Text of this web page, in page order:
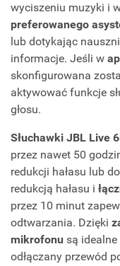
wyciszeniu muzyki i
preferowanego
lub dotykając
informacje. Jeśli w
skonfigurowana
aktywować funkcje
głosu.
Słuchawki JBL Live
przez nawet 50
redukcji hałasu lub
redukcją hałasu i
przez 10 minut
odtwarzania. Dzięki
mikrofonu są idealne
odłączany przewód